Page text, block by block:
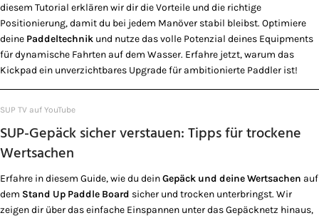
diesem Tutorial erklären wir dir die Vorteile und die richtige
Positionierung, damit du bei jedem Manöver stabil bleibst. Optimiere
deine Paddeltechnik und nutze das volle Potenzial deines Equipments
für dynamische Fahrten auf dem Wasser. Erfahre jetzt, warum das
Kickpad ein unverzichtbares Upgrade für ambitionierte Paddler ist!
SUP TV auf YouTube
SUP-Gepäck sicher verstauen: Tipps für trockene
Wertsachen
Erfahre in diesem Guide, wie du deinGepäck und deine Wertsachen auf
dem Stand Up Paddle Board sicher und trocken unterbringst. Wir
zeigen dir über das einfache Einspannen unter das Gepäcknetz hinaus,